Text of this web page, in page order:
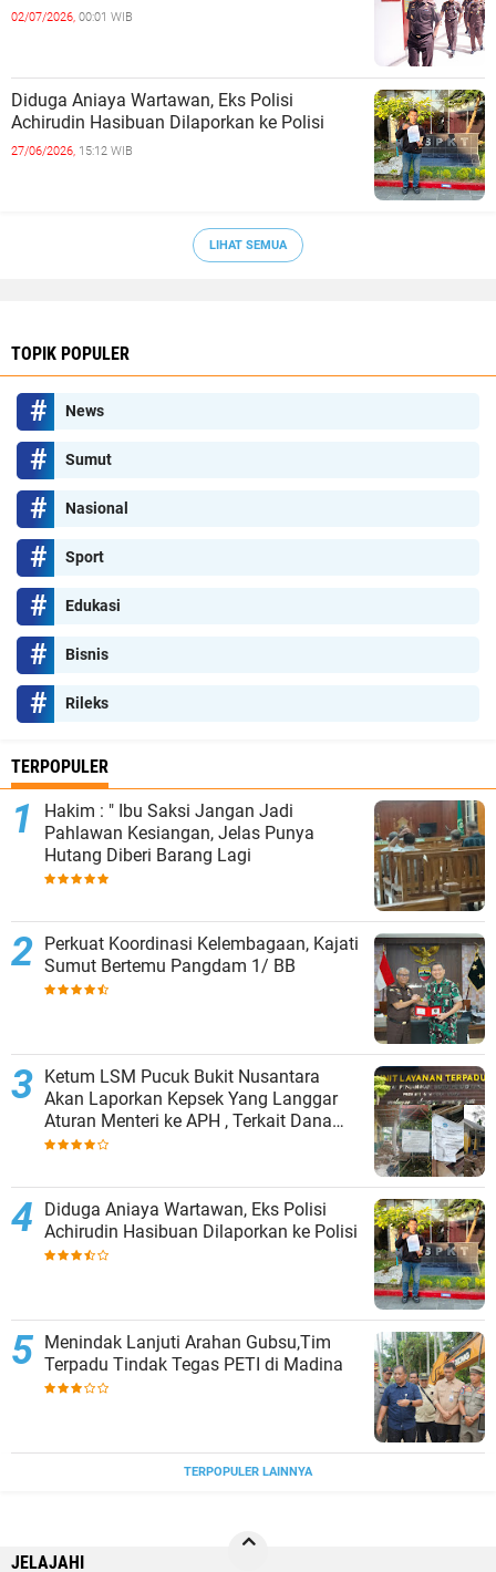
02/07/2026, 00:01 WIB
Diduga Aniaya Wartawan, Eks Polisi
Achirudin Hasibuan Dilaporkan ke Polisi
27/06/2026, 15:12 WIB
LIHAT SEMUA
TOPIK POPULER
News
Sumut
Nasional
Sport
Edukasi
Bisnis
Rileks
TERPOPULER
Hakim : " Ibu Saksi Jangan Jadi
Pahlawan Kesiangan, Jelas Punya
Hutang Diberi Barang Lagi
Perkuat Koordinasi Kelembagaan, Kajati
Sumut Bertemu Pangdam 1/ BB
Ketum LSM Pucuk Bukit Nusantara
Akan Laporkan Kepsek Yang Langgar
Aturan Menteri ke APH , Terkait Dana
Revitalisasi Sekolah
Diduga Aniaya Wartawan, Eks Polisi
Achirudin Hasibuan Dilaporkan ke Polisi
Menindak Lanjuti Arahan Gubsu,Tim
Terpadu Tindak Tegas PETI di Madina
TERPOPULER LAINNYA
JELAJAHI